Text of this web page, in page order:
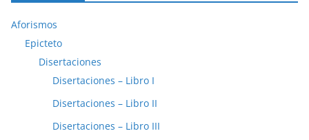
Aforismos
Epicteto
Disertaciones
Disertaciones – Libro I
Disertaciones – Libro II
Disertaciones – Libro III